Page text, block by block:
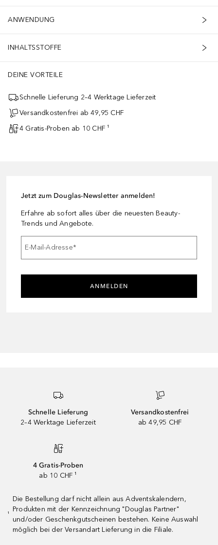
ANWENDUNG
INHALTSSTOFFE
DEINE VORTEILE
Schnelle Lieferung 2–4 Werktage Lieferzeit
Versandkostenfrei ab 49,95 CHF
4 Gratis-Proben ab 10 CHF ¹
Jetzt zum Douglas-Newsletter anmelden!
Erfahre ab sofort alles über die neuesten Beauty-
Trends und Angebote.
E-Mail-Adresse*
ANMELDEN
Schnelle Lieferung
2–4 Werktage Lieferzeit
Versandkostenfrei
ab 49,95 CHF
4 Gratis-Proben
ab 10 CHF ¹
¹
Die Bestellung darf nicht allein aus Adventskalendern,
Produkten mit der Kennzeichnung "Douglas Partner"
und/oder Geschenkgutscheinen bestehen. Keine Auswahl
möglich bei der Versandart Lieferung in die Filiale.